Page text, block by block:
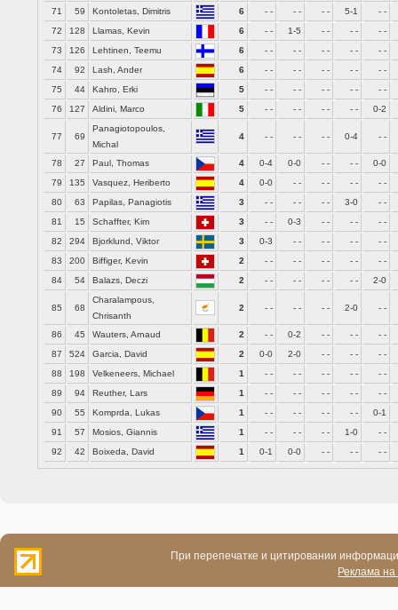
71
59 Kontoletas, Dimitris 6 - - - - - - 5-1
- -
72
128 Llamas, Kevin 6 - - 1-5 - - - -
- -
73
126 Lehtinen, Teemu 6 - - - - - - - -
- -
74
92 Lash, Ander 6 - - - - - - - -
- -
75
44 Kahro, Erki 5 - - - - - - - -
- -
76
127 Aldini, Marco 5 - - - - - - - - 0-2
77 69
Panagiotopoulos,
Michal
4 - - - - - - 0-4 - -
78 27 Paul, Thomas 4 0-4 0-0 - - - -
0-0
79
135 Vasquez, Heriberto 4 0-0 - - - - - -
- -
80
63 Papilas, Panagiotis 3 - - - - - - 3-0
- -
81
15 Schaffter, Kim 3 - - 0-3 - - - -
- -
82
294 Bjorklund, Viktor 3 0-3 - - - - - -
- -
83
200 Biffiger, Kevin 2 - - - - - - - -
- -
84
54 Balazs, Deczi 2 - - - - - - - - 2-0
85 68
Charalampous,
Chrisanth
2 - - - - - - 2-0 - -
86 45 Wauters, Arnaud 2 - - 0-2 - - - -
- -
87
524 Garcia, David 2 0-0 2-0 - - - -
- -
88
198 Velkeneers, Michael 1 - - - - - - - -
- -
89
94 Reuther, Lars 1 - - - - - - - -
- -
90
55 Komprda, Lukas 1 - - - - - - - -
0-1
91
57 Mosios, Giannis 1 - - - - - - 1-0
- -
92
42 Boixeda, David 1 0-1 0-0 - - - - - -
При перепечатке и цитировании
Реклама на